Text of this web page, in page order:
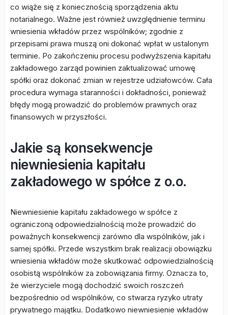
co wiąże się z koniecznością sporządzenia aktu
notarialnego. Ważne jest również uwzględnienie terminu
wniesienia wkładów przez wspólników; zgodnie z
przepisami prawa muszą oni dokonać wpłat w ustalonym
terminie. Po zakończeniu procesu podwyższenia kapitału
zakładowego zarząd powinien zaktualizować umowę
spółki oraz dokonać zmian w rejestrze udziałowców. Cała
procedura wymaga staranności i dokładności, ponieważ
błędy mogą prowadzić do problemów prawnych oraz
finansowych w przyszłości.
Jakie są konsekwencje
niewniesienia kapitału
zakładowego w spółce z o.o.
Niewniesienie kapitału zakładowego w spółce z
ograniczoną odpowiedzialnością może prowadzić do
poważnych konsekwencji zarówno dla wspólników, jak i
samej spółki. Przede wszystkim brak realizacji obowiązku
wniesienia wkładów może skutkować odpowiedzialnością
osobistą wspólników za zobowiązania firmy. Oznacza to,
że wierzyciele mogą dochodzić swoich roszczeń
bezpośrednio od wspólników, co stwarza ryzyko utraty
prywatnego majątku. Dodatkowo niewniesienie wkładów